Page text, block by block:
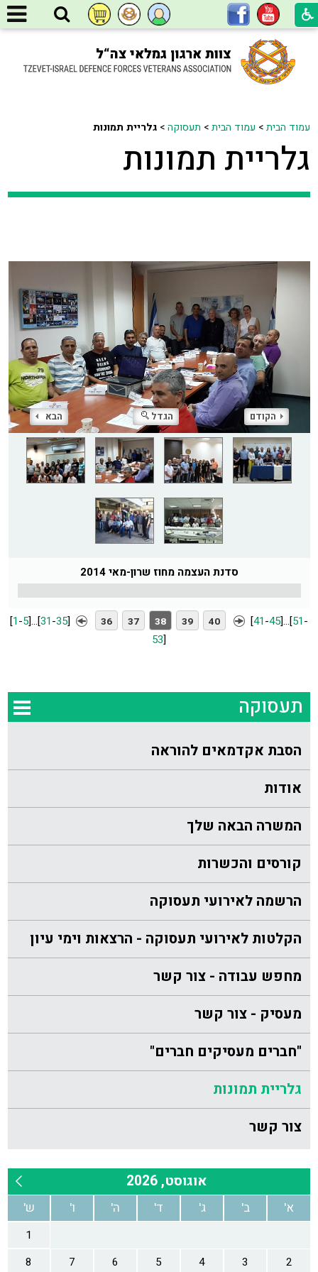
עמוד הבית> עמוד הבית> תעסוקה>גלריית תמונות
גלריית תמונות
הקודם הגדל הבא
סדנת העצמה מחוז שרון-מאי 2014
[1-5]...[31-35] 36 37 38 39 40 [41-45]...[51-
53]
תעסוקה
הסבת אקדמאים להוראה
אודות
המשרה הבאה שלך
קורסים והכשרות
הרשמה לאירועי תעסוקה
הקלטות לאירועי תעסוקה - הרצאות וימי עיון
מחפש עבודה - צור קשר
מעסיק - צור קשר
"חברים מעסיקים חברים"
גלריית תמונות
צור קשר